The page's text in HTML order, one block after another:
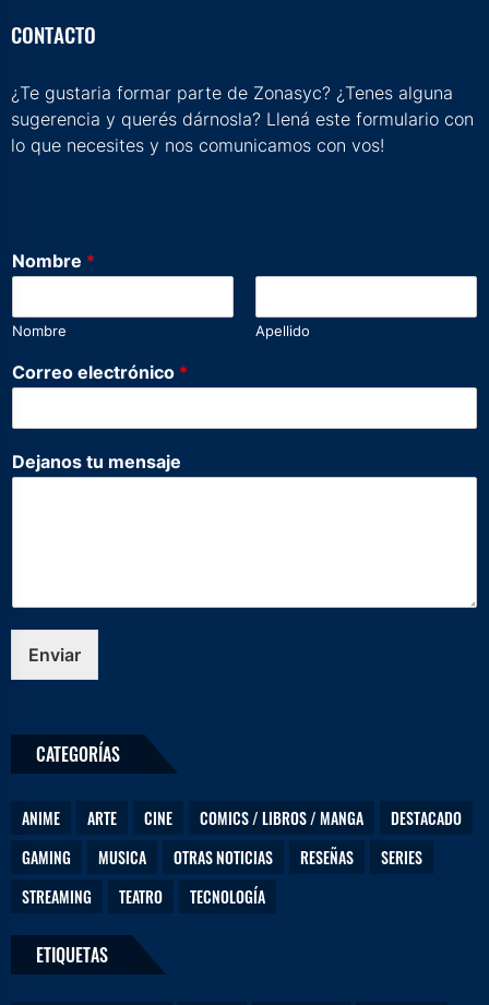
CONTACTO
¿Te gustaria formar parte de Zonasyc? ¿Tenes alguna
sugerencia y querés dárnosla? Llená este formulario con
lo que necesites y nos comunicamos con vos!
Nombre *
Nombre Apellido
e
l
c
r
n
s
Correo electrónico *
Dejanos tu mensaje
Enviar
CATEGORÍAS
ANIME ARTE CINE COMICS / LIBROS / MANGA
DESTACADO
GAMING
MUSICA OTRAS NOTICIAS RESEÑAS
SERIES
STREAMING
TEATRO TECNOLOGÍA
ETIQUETAS